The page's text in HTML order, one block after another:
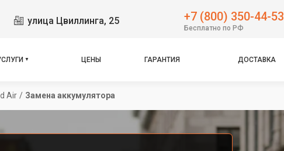
улица Цвиллинга, 25 +7 (800) 350-44-53
Бесплатно по РФ
ЦЕНЫ ГАРАНТИЯ ДОСТАВКА
Air / Замена аккумулятора